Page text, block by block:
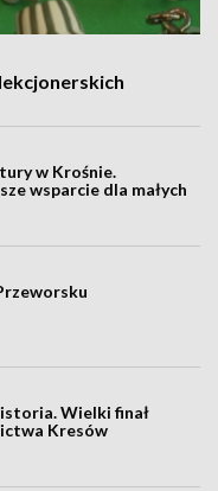
w Krośnie.
wsparcie dla małych
Wielki finał
Kresów